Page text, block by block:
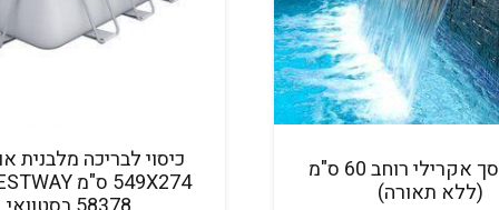
מפל מסך אקרילי רוחב 60 ס"מ
(ללא תאורה)
כיסוי לבריכה מלבנית